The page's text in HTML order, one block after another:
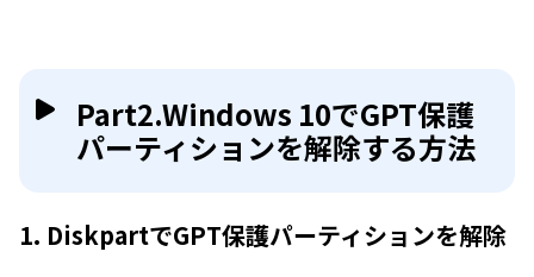
Part2.Windows 10でGPT保護
パーティションを解除する方法
1. DiskpartでGPT保護パーティションを解除